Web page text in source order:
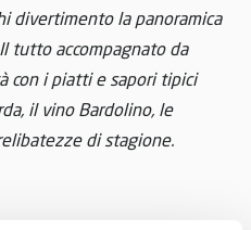
divertimento la panoramica
tutto accompagnato da
con i piatti e sapori tipici
il vino Bardolino, le
di stagione.